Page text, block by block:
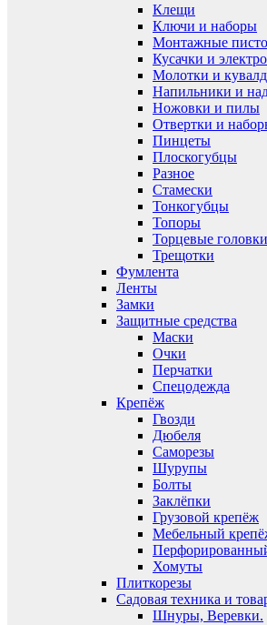
Клещи
Ключи и наборы
Монтажные
Кусачки и
Молотки и
Напильники и
Ножовки и пилы
Отвертки и
Пинцеты
Плоскогубцы
Разное
Стамески
Тонкогубцы
Топоры
Торцевые
Трещотки
Фумлента
Ленты
Замки
Защитные средства
Маски
Очки
Перчатки
Спецодежда
Крепёж
Гвозди
Дюбеля
Саморезы
Шурупы
Болты
Заклёпки
Грузовой крепёж
Мебельный
Хомуты
Плиткорезы
Садовая техника и
Шнуры, Веревки.